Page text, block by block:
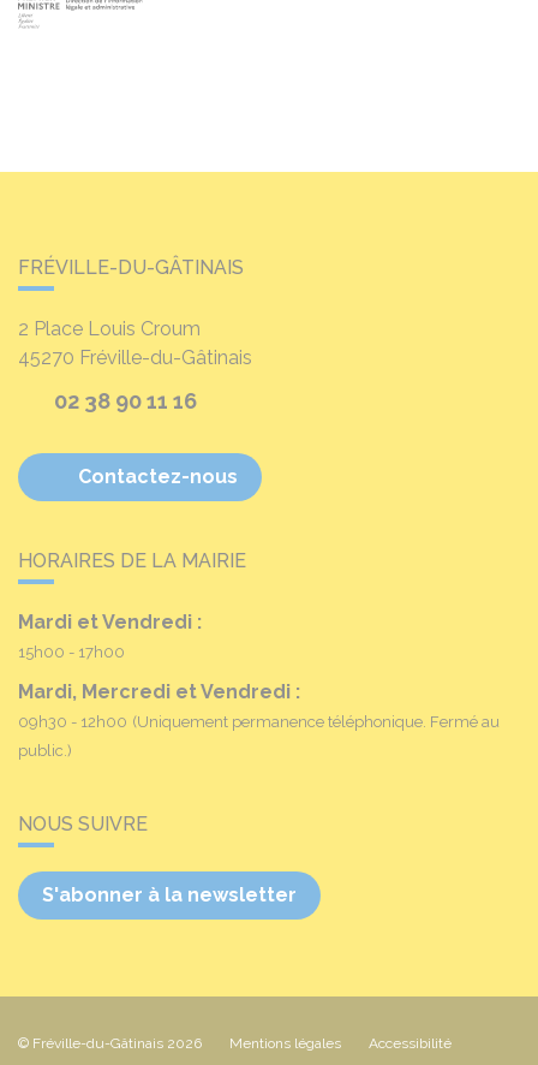
FRÉVILLE-DU-GÂTINAIS
2 Place Louis Croum
45270 Fréville-du-Gâtinais
02 38 90 11 16
Contactez-nous
HORAIRES DE LA MAIRIE
Mardi et Vendredi :
15h00 - 17h00
Mardi, Mercredi et Vendredi :
09h30 - 12h00 (Uniquement permanence téléphonique. Fermé au
public.)
NOUS SUIVRE
S'abonner à la newsletter
© Fréville-du-Gâtinais 2026 Mentions légales
Accessibilité